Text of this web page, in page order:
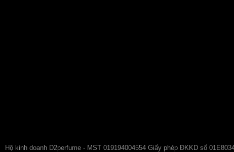
Hộ kinh doanh D2perfume - MST 019194004554 Giấy phép ĐKKD số